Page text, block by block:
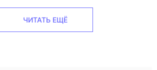
ЧИТАТЬ ЕЩЁ